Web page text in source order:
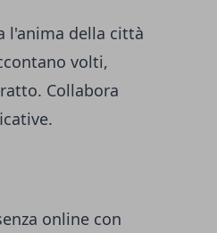
l'anima della città
volti,
Collabora
online con